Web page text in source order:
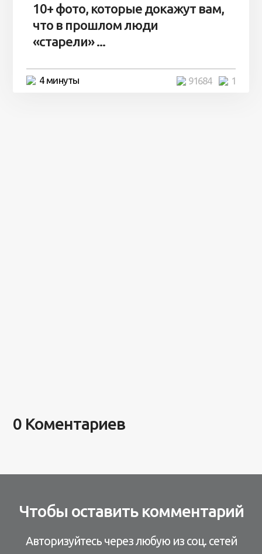
10+ фото, которые докажут вам,
что в прошлом люди
«старели» ...
4 минуты 1
91684
0 Коментариев
Чтобы оставить комментарий
Авторизуйтесь через любую из соц. сетей